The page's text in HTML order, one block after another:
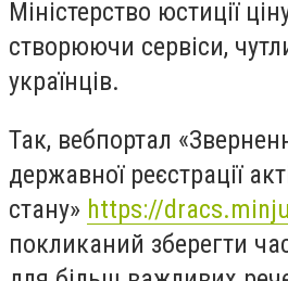
Міністерство юстиції
створюючи сервіси,
українців.
Так, вебпортал
державної реєстрації
стану» https://
покликаний зберегти